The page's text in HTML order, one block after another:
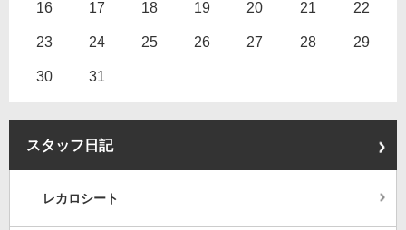
16 17 18 19 20 21 22
23 24 25 26 27 28 29
30 31
スタッフ日記
レカロシート